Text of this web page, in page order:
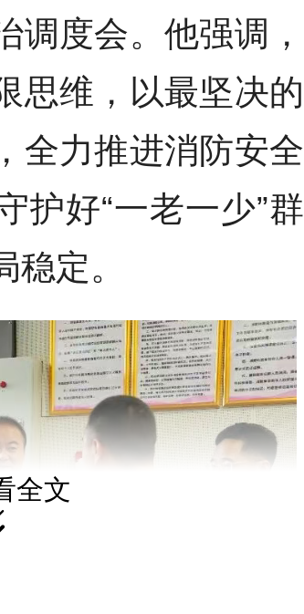
调度会。他强调，
思维，以最坚决的
全力推进消防安全
护好“一老一少”群
定。
全文